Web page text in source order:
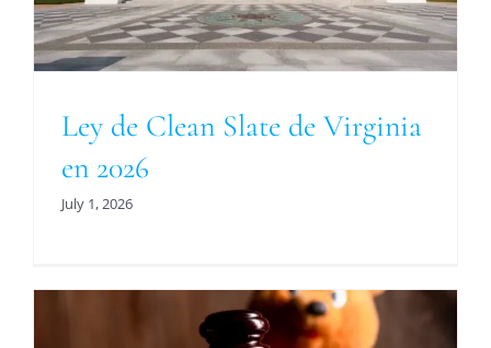
Ley de Clean Slate de Virginia
en 2026
July 1, 2026